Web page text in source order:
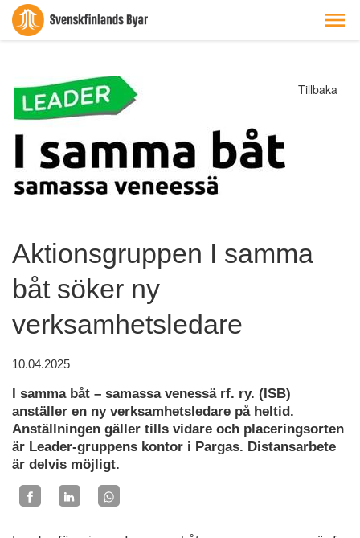
Tillbaka
Aktionsgruppen I samma
båt söker ny
verksamhetsledare
10.04.2025
I samma båt – samassa venessä rf. ry. (ISB)
anställer en ny verksamhetsledare på heltid.
Anställningen gäller tills vidare och placeringsorten
är Leader-gruppens kontor i Pargas. Distansarbete
är delvis möjligt.